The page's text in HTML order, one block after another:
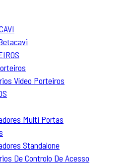
Vídeo Porteiros
Multi Portas
Standalone
De Controlo De Acesso